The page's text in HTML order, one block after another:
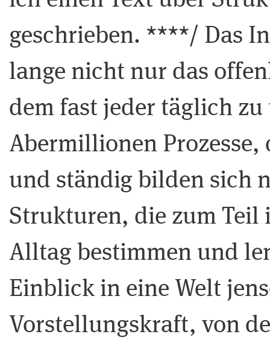
geschrieben. ****/ Das
lange nicht nur das
dem fast jeder täglich
Abermillionen
und ständig bilden sich
Strukturen, die zum Teil
Alltag bestimmen und
Einblick in eine Welt
Vorstellungskraft, von